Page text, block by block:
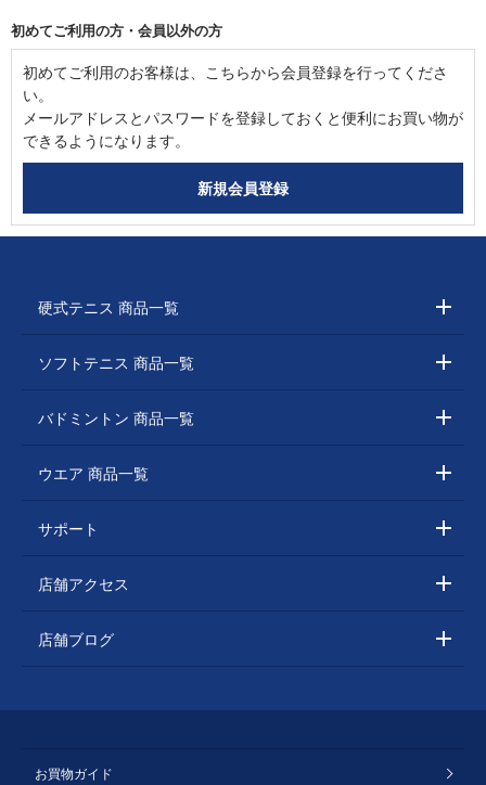
初めてご利用の方・会員以外の方
初めてご利用のお客様は、こちらから会員登録を行ってくださ
い。
メールアドレスとパスワードを登録しておくと便利にお買い物が
できるようになります。
硬式テニス 商品一覧
ソフトテニス 商品一覧
バドミントン 商品一覧
ウエア 商品一覧
サポート
店舗アクセス
店舗ブログ
お買物ガイド